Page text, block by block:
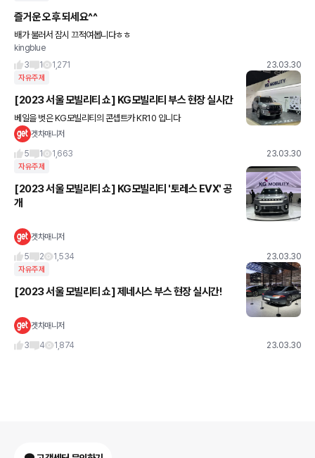
즐거운 오후 되세요^^
배가 불러서 잠시 끄적여봅니다ㅎㅎ
kingblue
3
1 1,271 23.03.30
자유주제
[2023 서울 모빌리티 쇼] KG모빌리티 부스 현장 실시간
베일을 벗은 KG모빌리티의 콘셉트카 KR10 입니다
겟차매니저
5
1 1,663 23.03.30
자유주제
[2023 서울 모빌리티 쇼] KG모빌리티 '토레스 EVX' 공
개
겟차매니저
5
2 1,534 23.03.30
자유주제
[2023 서울 모빌리티 쇼] 제네시스 부스 현장 실시간!
겟차매니저
3
4 1,874 23.03.30